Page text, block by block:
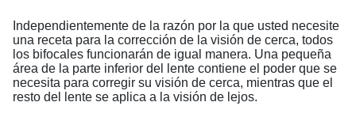
Independientemente de la razón por la que usted necesite
una receta para la corrección de la visión de cerca, todos
los bifocales funcionarán de igual manera. Una pequeña
área de la parte inferior del lente contiene el poder que se
necesita para corregir su visión de cerca, mientras que el
resto del lente se aplica a la visión de lejos.